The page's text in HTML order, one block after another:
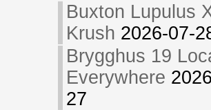
Buxton Lupulus
Krush 2026-07-
Brygghus 19
Everywhere
27